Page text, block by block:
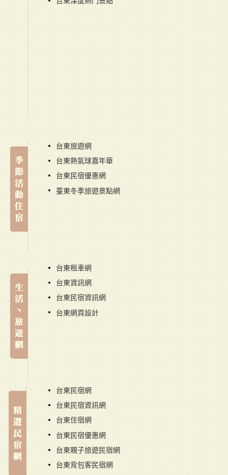
台東旅遊網
台東熱氣球嘉年華
台東民宿優惠網
臺東冬季旅遊景點網
台東租車網
台東資訊網
台東民宿資訊網
台東網頁設計
台東民宿網
台東民宿資訊網
台東住宿網
台東民宿優惠網
台東親子旅遊民宿網
台東背包客民宿網